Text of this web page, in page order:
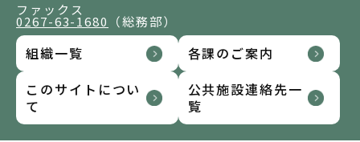
ファックス
0267-63-1680 （総務部）
組織一覧
各課のご案内
このサイトについ
て
公共施設連絡先一
覧